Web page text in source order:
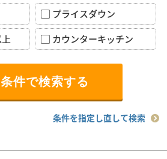
プライスダウン
カウンターキッチン
条件を指定し直して検索